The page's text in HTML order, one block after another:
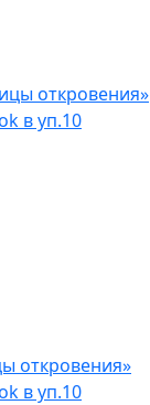
откровения»
в уп.10